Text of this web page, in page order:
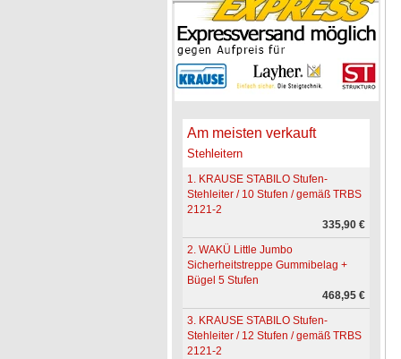
Am meisten verkauft
Stehleitern
1. KRAUSE STABILO Stufen-
Stehleiter / 10 Stufen / gemäß TRBS
2121-2
335,90 €
2. WAKÜ Little Jumbo
Sicherheitstreppe Gummibelag +
Bügel 5 Stufen
468,95 €
3. KRAUSE STABILO Stufen-
Stehleiter / 12 Stufen / gemäß TRBS
2121-2